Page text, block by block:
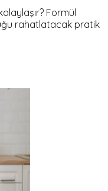
Formül
rahatlatacak pratik